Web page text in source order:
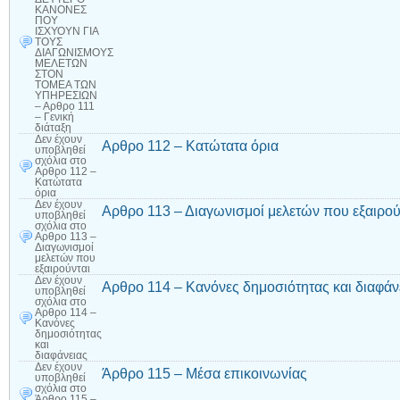
ΚΑΝΟΝΕΣ
ΠΟΥ
ΙΣΧΥΟΥΝ ΓΙΑ
ΤΟΥΣ
ΔΙΑΓΩΝΙΣΜΟΥΣ
ΜΕΛΕΤΩΝ
ΣΤΟΝ
ΤΟΜΕΑ ΤΩΝ
ΥΠΗΡΕΣΙΩΝ
– Αρθρο 111
– Γενική
διάταξη
Δεν έχουν
υποβληθεί
σχόλια στο
Αρθρο 112 –
Κατώτατα
όρια
Αρθρο 112 – Κατώτατα όρια
Δεν έχουν
υποβληθεί
σχόλια στο
Αρθρο 113 –
Διαγωνισμοί
μελετών που
εξαιρούνται
Αρθρο 113 – Διαγωνισμοί μελετών που
Δεν έχουν
υποβληθεί
σχόλια στο
Αρθρο 114 –
Κανόνες
δημοσιότητας
και
διαφάνειας
Αρθρο 114 – Κανόνες δημοσιότητας και
Δεν έχουν
υποβληθεί
σχόλια στο
Άρθρο 115 – Μέσα επικοινωνίας